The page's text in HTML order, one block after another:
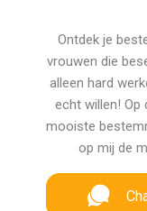
Ontdek je
vrouwen die
alleen hard
echt willen! Op
mooiste
op mij de